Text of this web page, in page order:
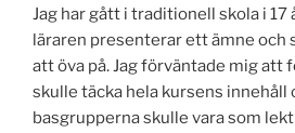
Jag har gått i traditionell skola i 17
läraren presenterar ett ämne och
att öva på. Jag förväntade mig att
skulle täcka hela kursens innehåll
basgrupperna skulle vara som